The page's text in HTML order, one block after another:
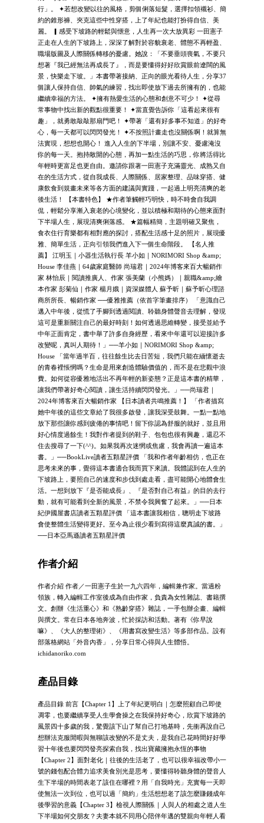
行」。 ✦若想改變以往的風格，剪個俐落短髮，選擇扣領襯衫、簡
約的錐形褲、夾克這些中性穿搭，上了年紀也能打扮得自信、美
麗。 ▎感受下坡路的輕鬆與愜意，人生再一次大放異彩 一田憲子
正走在人生的下坡路上，深深了解對於容貌衰老、體態不再輕盈、
職場版圖及人際關係轉移的憂慮。她說：「不要垂頭喪氣，不要只
想著『我已經無法再成長了』，而是要懂得好好欣賞眼前遼闊的風
景，快樂走下坡。」本書帶著接納、正向的眼光看待人生，分享37
個讓人保持自信、帥氣的練習，找出即使放下過去所擁有的，也能
繼續幸福的方法。 ✦擁有熱愛生活的心態和創意不可少！ ✦從尋
常事物中找出新的觀點很重要！ ✦當直覺告訴你「這看起來很有
趣」，就勇敢敲敲那扇門吧！ ✦帶著「還有好多事不知道」的好奇
心，每一天都可以閃閃發光！ ✦不按照計畫走也沒關係啊！就算無
法實現，想想也開心！ 進入人生的下半場，別讓不安、憂慮淹沒
你的每一天。抱持敞開的心態，再加一點生活的巧思，你將活得比
年輕時更富足也更自由。邀請你跟著一田憲子充滿靈光、成熟又自
在的生活方式，從自我成長、人際關係、居家整理、品味穿搭、健
康飲食到規畫未來等各方面的建議與實踐，一起過上明亮清爽的老
後生活！ 【本書特色】 ★作者筆觸輕巧明快，時不時會自我調
侃，輕鬆分享漸入衰老的心境變化，並以積極和期待的心態來面對
下半場人生，展現清爽俐落感。 ★篇幅精簡，主題明確又聚焦，
食衣住行育樂都有相對應的探討，搭配生活感十足的照片，展現優
雅、簡單生活，正向引領我們進入下一個生命階段。 【名人推
薦】 江明玉｜小器生活執行長 羊小如｜NORIMORI Shop &amp;
House 李佳燕｜64歲家庭醫師 尚瑞君｜2024年博客來百大暢銷作
家 林怡辰｜閱讀推廣人、作家 張美蘭（小熊媽）｜親職&amp;繪
本作家 彭菊仙｜作家 楊月娥｜資深媒體人 蘇予昕｜蘇予昕心理諮
商所所長、暢銷作家 ──優雅推薦（依首字筆畫排序） 「意識自己
邁入中年後，從慌了手腳到透過閱讀、聆聽身體聲音去理解，發現
這可是重新關注自己的最好時刻！如何透過思維轉變，接受並給予
中年正面肯定，書中舉了許多自身經歷，看來中年還可以迎接許多
改變呢，真叫人期待！」──羊小如｜NORIMORI Shop &amp;
House 「當年過半百，往往餘生比去日苦短，我們只能在緬懷逝去
的青春裡悵惘嗎？生命是用來創造體驗價值的，而不是在悲觀中浪
費。如何從容優雅地活出不再年輕的新姿態？正是這本書的精華，
讓我們帶著好奇心閱讀，讓生活持續閃閃發光。」──尚瑞君｜
2024年博客來百大暢銷作家 【日本讀者共鳴推薦！】 「作者描寫
她中年後的這些文章給了我很多啟發，讓我深受鼓舞。一點一點地
放下那些讓你感到疲倦的事情吧！留下你認為舒服的就好，並且用
好心情度過餘生！我對作者提到的鞋子、包包也很有興趣，還忍不
住去搜尋了一下(^^)。如果我再次迷惘或焦慮，我會再讀一遍這本
書。」──BookLive讀者五顆星評價 「我和作者年齡相仿，也正在
思考未來的事，覺得這本書適合我而買下來讀。我體認到在人生的
下坡路上，要照自己的速度和步伐到處走看，盡可能開心地體會生
活。一想到放下『是否能成長』、『是否對自己有益』的目的去行
動，就有可能看到全新的風景，不禁令我興奮了起來。」──日本
紀伊國屋書店讀者五顆星評價 「這本書讓我相信，聰明走下坡路
會使整體生活變得更好。至今為止很少看到寫得這麼真誠的書。」
──日本亞馬遜讀者五顆星評價
作者介紹
作者介紹 作者／一田憲子生於一九六四年，編輯兼作家。當過粉
領族，轉入編輯工作室後成為自由作家，負責為女性雜誌、書籍撰
文。創辦《生活重心》和《熟齡穿搭》雜誌，一手包辦企畫、編輯
與撰文。常在日本各地奔波，忙於採訪和活動。著有《你早說
嘛》、《大人的整理術》、《用書寫改變生活》等多部作品。設有
部落格網站「外音內香」，分享日常心得與人生體悟。
ichidanoriko.com
產品目錄
產品目錄 前言【Chapter 1】上了年紀更明白｜怎麼照顧自己即使
凋零，也要繼續享受人生學會操之在我保持好奇心，欣賞下坡路的
風景四十多歲的我，驚覺該下山了幫自己打地基時，先衝再說自己
想辦法克服閒暇與無聊該改變的不是丈夫，是我自己花時間好好學
習十年後也要閃閃發亮探索自我，找出寶藏擁抱永恆的事物
【Chapter 2】面對老化｜往後的生活老了，也可以很幸福改帶小一
號的錢包配合體力追求美食別光是思考，要懂得聆聽身體的聲音人
生下半場的時間表老了該住在哪裡？用「自我時光」充實每一天即
使無法一次到位，也可以過「簡約」生活想想老了該怎麼賺錢成年
後學習的意義【Chapter 3】檢視人際關係｜人與人的相處之道人生
下半場如何交朋友？夫妻本就不同用心陪伴年邁的雙親向年輕人看